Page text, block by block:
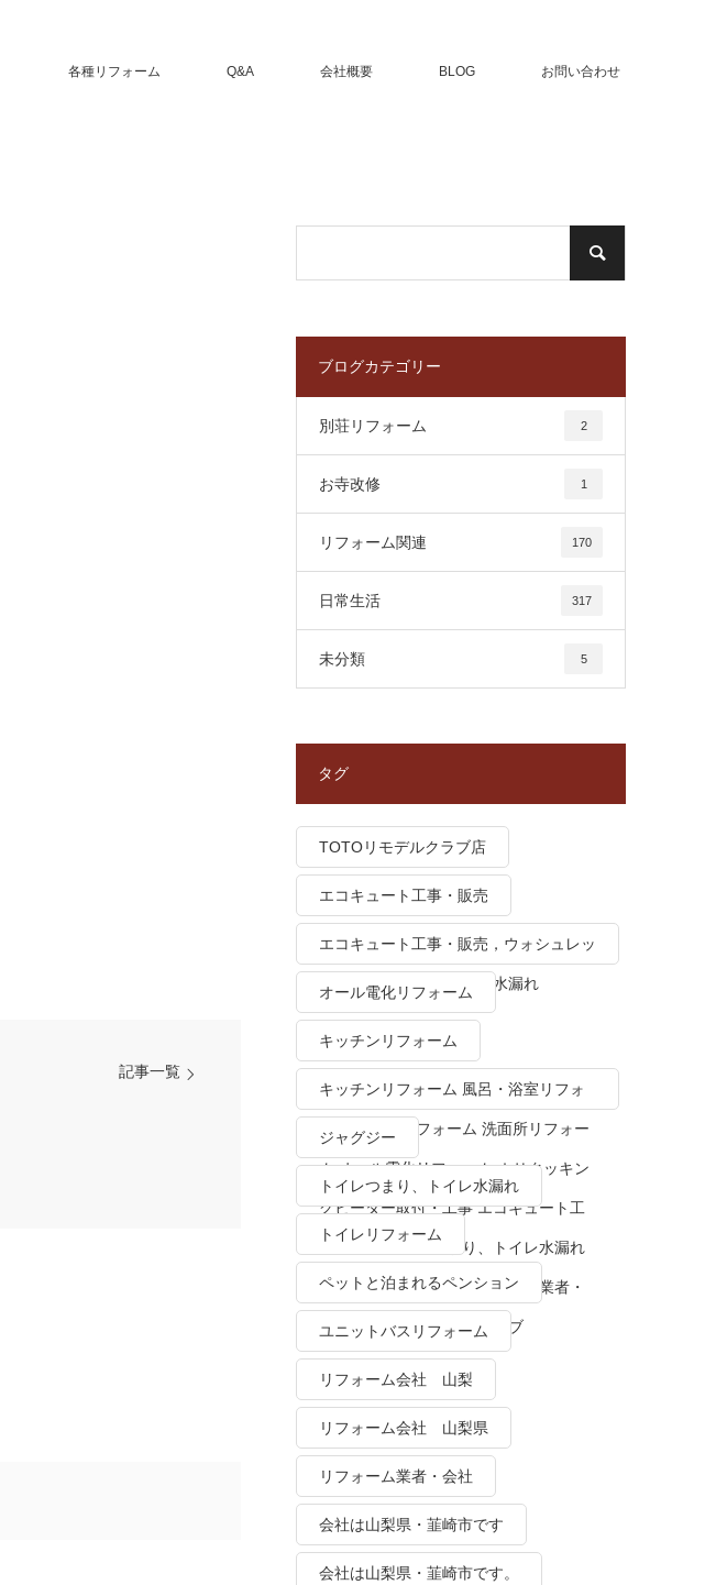
各種リフォーム Q&A 会社概要 BLOG お問い合わせ
記事一覧
ブログカテゴリー
別荘リフォーム 2
お寺改修 1
リフォーム関連 170
日常生活 317
未分類 5
タグ
TOTOリモデルクラブ店
エコキュート工事・販売
エコキュート工事・販売，ウォシュレッ
ト トイレつまり、トイレ水漏れ
オール電化リフォーム
キッチンリフォーム
キッチンリフォーム 風呂・浴室リフォ
ーム トイレリフォーム 洗面所リフォー
ム オール電化リフォーム ＩＨクッキン
グヒーター取付・工事 エコキュート工
事・販売 トイレつまり、トイレ水漏れ
水栓金具修理・交換 リフォーム業者・
会社 ＴＯＴＯリモデルクラブ
ジャグジー
トイレつまり、トイレ水漏れ
トイレリフォーム
ペットと泊まれるペンション
ユニットバスリフォーム
リフォーム会社 山梨
リフォーム会社 山梨県
リフォーム業者・会社
会社は山梨県・韮崎市です
会社は山梨県・韮崎市です。